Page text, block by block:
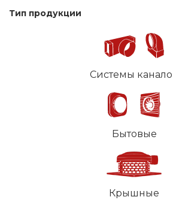
Тип продукции
Системы
Бытовые
Крышные